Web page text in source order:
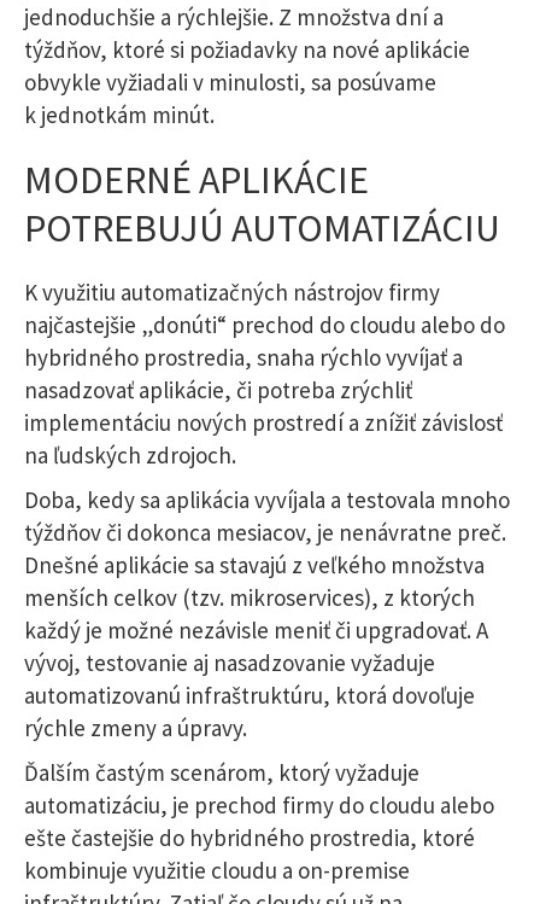
jednoduchšie a rýchlejšie. Z množstva dní a
týždňov, ktoré si požiadavky na nové aplikácie
obvykle vyžiadali v minulosti, sa posúvame
k jednotkám minút.
MODERNÉ APLIKÁCIE
POTREBUJÚ AUTOMATIZÁCIU
K využitiu automatizačných nástrojov firmy
najčastejšie „donúti“ prechod do cloudu alebo do
hybridného prostredia, snaha rýchlo vyvíjať a
nasadzovať aplikácie, či potreba zrýchliť
implementáciu nových prostredí a znížiť závislosť
na ľudských zdrojoch.
Doba, kedy sa aplikácia vyvíjala a testovala mnoho
týždňov či dokonca mesiacov, je nenávratne preč.
Dnešné aplikácie sa stavajú z veľkého množstva
menších celkov (tzv. mikroservices), z ktorých
každý je možné nezávisle meniť či upgradovať. A
vývoj, testovanie aj nasadzovanie vyžaduje
automatizovanú infraštruktúru, ktorá dovoľuje
rýchle zmeny a úpravy.
Ďalším častým scenárom, ktorý vyžaduje
automatizáciu, je prechod firmy do cloudu alebo
ešte častejšie do hybridného prostredia, ktoré
kombinuje využitie cloudu a on-premise